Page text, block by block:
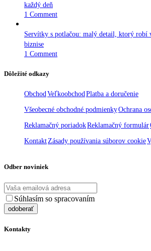
každý deň
1 Comment
Servítky s potlačou: malý detail, ktorý robí
biznise
1 Comment
Dôležité odkazy
ObchodVeľkoobchodPlatba a doručenie
Všeobecné obchodné podmienkyOchrana
Reklamačný poriadokReklamačný formulár
KontaktZásady používania súborov cookie
Odber noviniek
Súhlasím so spracovaním
Kontakty